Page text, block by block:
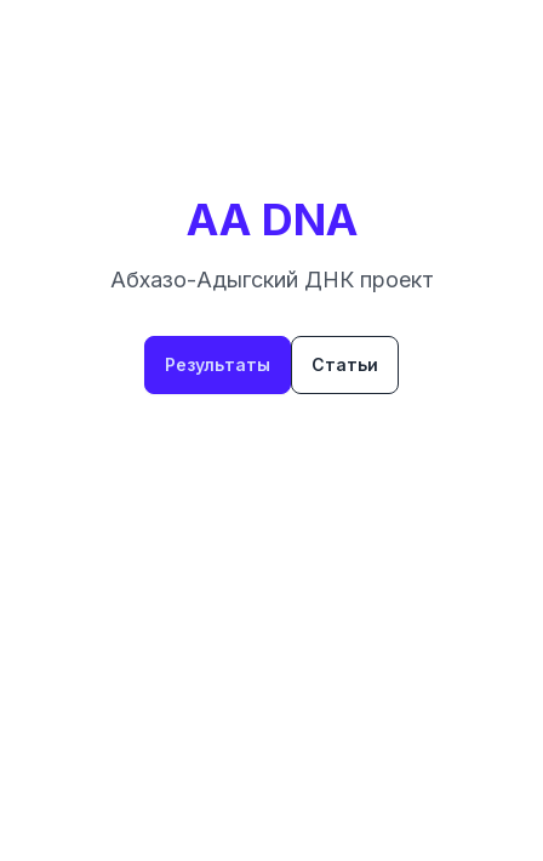
AA DNA
Абхазо-Адыгский ДНК проект
Результаты Статьи